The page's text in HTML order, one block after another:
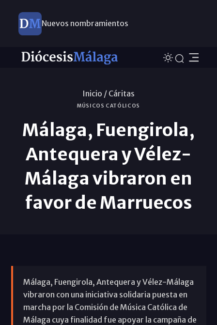
Nuevos nombramientos
Inicio / Cáritas
MÚSICOS CATÓLICOS
Málaga, Fuengirola,
Antequera y Vélez-
Málaga vibraron en
favor de Marruecos
Málaga, Fuengirola, Antequera y Vélez-Málaga
vibraron con una iniciativa solidaria puesta en
marcha por la Comisión de Música Católica de
Málaga cuya finalidad fue apoyar la campaña de